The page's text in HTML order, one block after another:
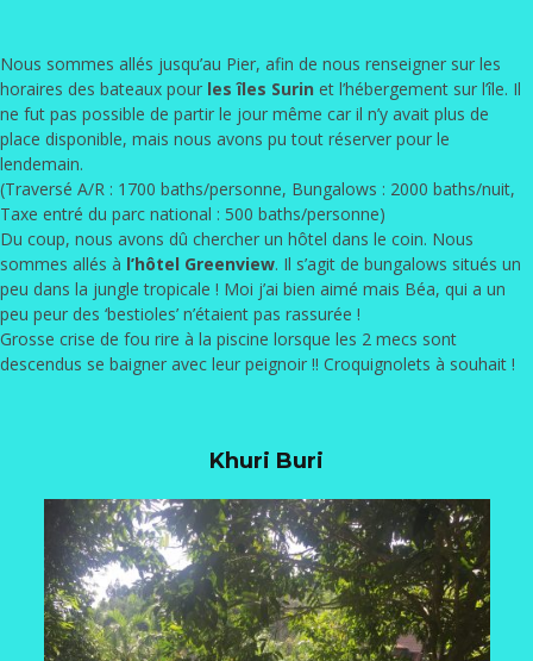
Nous sommes allés jusqu’au Pier, afin de nous renseigner sur les
horaires des bateaux pour les îles Surin et l’hébergement sur l’île. Il
ne fut pas possible de partir le jour même car il n’y avait plus de
place disponible, mais nous avons pu tout réserver pour le
lendemain.
(Traversé A/R : 1700 baths/personne, Bungalows : 2000 baths/nuit,
Taxe entré du parc national : 500 baths/personne)
Du coup, nous avons dû chercher un hôtel dans le coin. Nous
sommes allés à l’hôtel Greenview. Il s’agit de bungalows situés un
peu dans la jungle tropicale ! Moi j’ai bien aimé mais Béa, qui a un
peu peur des ‘bestioles’ n’étaient pas rassurée !
Grosse crise de fou rire à la piscine lorsque les 2 mecs sont
descendus se baigner avec leur peignoir !! Croquignolets à souhait !
Khuri Buri